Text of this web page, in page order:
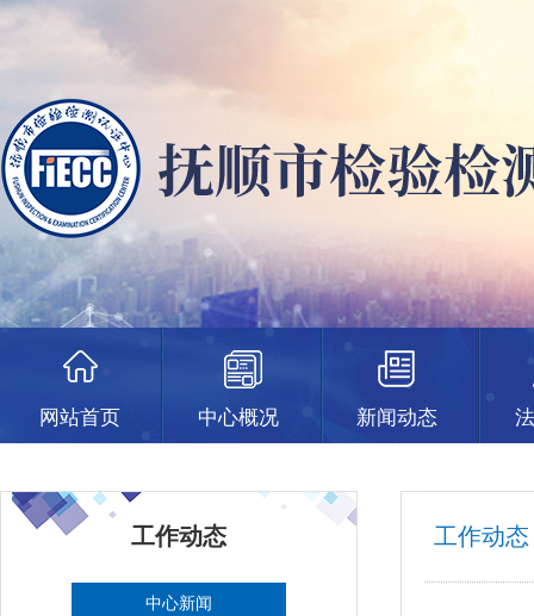
网站首页 中心概况 新闻动态
工作动态
中心新闻
工作动态